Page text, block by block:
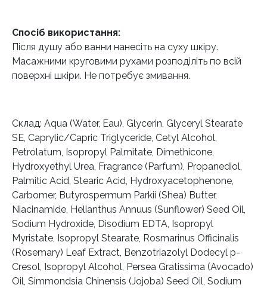
Спосіб використання:
Після душу або ванни нанесіть на суху шкіру.
Масажними круговими рухами розподіліть по всій
поверхні шкіри. Не потребує змивання.
Склад: Aqua (Water, Eau), Glycerin, Glyceryl Stearate
SE, Caprylic/Capric Triglyceride, Cetyl Alcohol,
Petrolatum, Isopropyl Palmitate, Dimethicone,
Hydroxyethyl Urea, Fragrance (Parfum), Propanediol,
Palmitic Acid, Stearic Acid, Hydroxyacetophenone,
Carbomer, Butyrospermum Parkii (Shea) Butter,
Niacinamide, Helianthus Annuus (Sunflower) Seed Oil,
Sodium Hydroxide, Disodium EDTA, Isopropyl
Myristate, Isopropyl Stearate, Rosmarinus Officinalis
(Rosemary) Leaf Extract, Benzotriazolyl Dodecyl p-
Cresol, Isopropyl Alcohol, Persea Gratissima (Avocado)
Oil, Simmondsia Chinensis (Jojoba) Seed Oil, Sodium